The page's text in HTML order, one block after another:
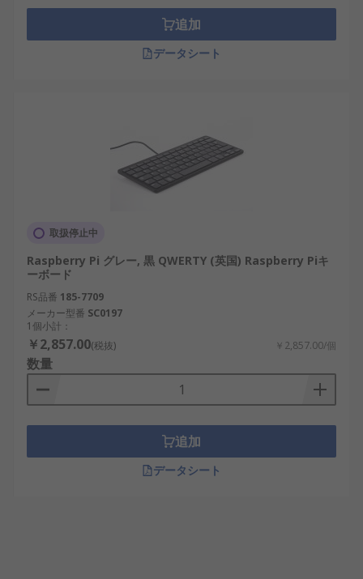
追加
データシート
取扱停止中
Raspberry Pi グレー, 黒 QWERTY (英国) Raspberry Piキ
ーボード
RS品番 185-7709
メーカー型番 SC0197
1個小計：
￥2,857.00(税抜) ￥2,857.00/個
数量
追加
データシート